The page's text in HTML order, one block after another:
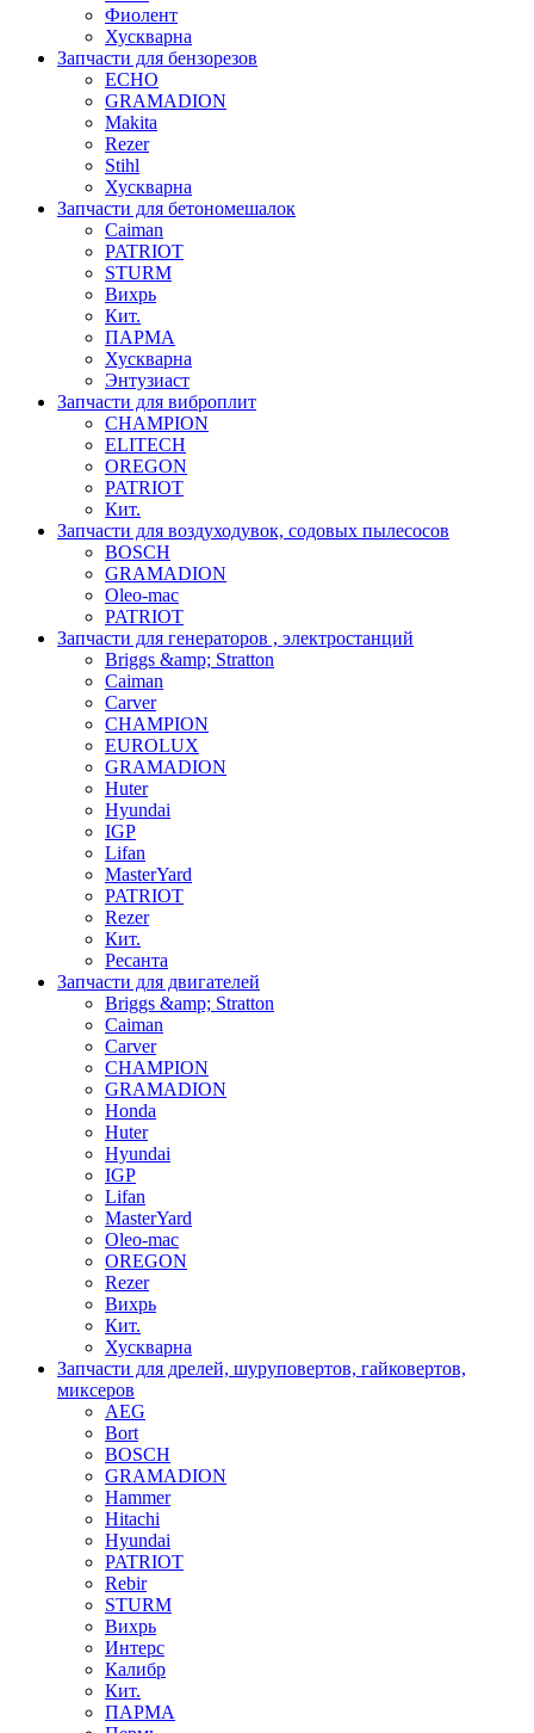
Фиолент
Хускварна
Запчасти для бензорезов
ECHO
GRAMADION
Makita
Rezer
Stihl
Хускварна
Запчасти для бетономешалок
Caiman
PATRIOT
STURM
Вихрь
Кит.
ПАРМА
Хускварна
Энтузиаст
Запчасти для виброплит
CHAMPION
ELITECH
OREGON
PATRIOT
Кит.
Запчасти для воздуходувок, содовых пылесосов
BOSCH
GRAMADION
Oleo-mac
PATRIOT
Запчасти для генераторов , электростанций
Briggs &amp; Stratton
Caiman
Carver
CHAMPION
EUROLUX
GRAMADION
Huter
Hyundai
IGP
Lifan
MasterYard
PATRIOT
Rezer
Кит.
Ресанта
Запчасти для двигателей
Briggs &amp; Stratton
Caiman
Carver
CHAMPION
GRAMADION
Honda
Huter
Hyundai
IGP
Lifan
MasterYard
Oleo-mac
OREGON
Rezer
Вихрь
Кит.
Хускварна
Запчасти для дрелей, шуруповертов, гайковертов,
миксеров
AEG
Bort
BOSCH
GRAMADION
Hammer
Hitachi
Hyundai
PATRIOT
Rebir
STURM
Вихрь
Интерс
Калибр
Кит.
ПАРМА